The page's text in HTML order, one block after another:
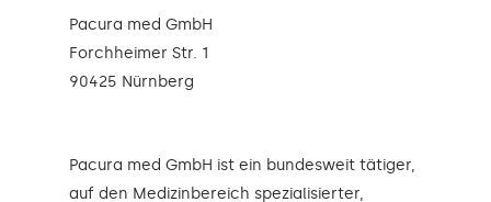
Pacura med GmbH
Forchheimer Str. 1
90425 Nürnberg
Pacura med GmbH ist ein bundesweit tätiger,
auf den Medizinbereich spezialisierter,